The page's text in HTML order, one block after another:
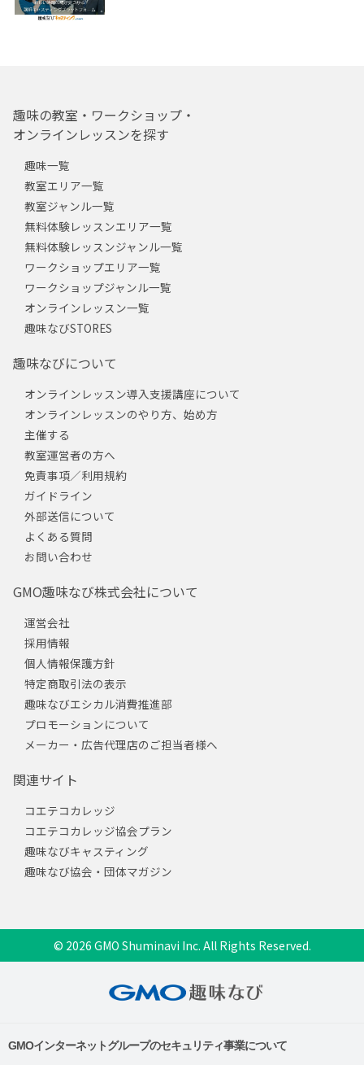
趣味の教室・ワークショップ・
オンラインレッスンを探す
趣味一覧
教室エリア一覧
教室ジャンル一覧
無料体験レッスンエリア一覧
無料体験レッスンジャンル一覧
ワークショップエリア一覧
ワークショップジャンル一覧
オンラインレッスン一覧
趣味なびSTORES
趣味なびについて
オンラインレッスン導入支援講座について
オンラインレッスンのやり方、始め方
主催する
教室運営者の方へ
免責事項／利用規約
ガイドライン
外部送信について
よくある質問
お問い合わせ
GMO趣味なび株式会社について
運営会社
採用情報
個人情報保護方針
特定商取引法の表示
趣味なびエシカル消費推進部
プロモーションについて
メーカー・広告代理店のご担当者様へ
関連サイト
コエテコカレッジ
コエテコカレッジ協会プラン
趣味なびキャスティング
趣味なび協会・団体マガジン
© 2026 GMO Shuminavi Inc. All Rights Reserved.